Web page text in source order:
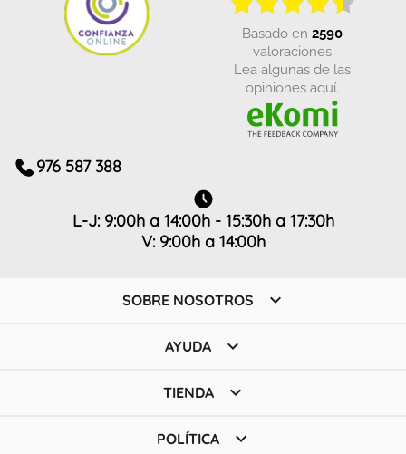
basado en 2590
valoraciones
Lea algunas de las
opiniones aquí.
976 587 388
L-J: 9:00h a 14:00h - 15:30h a 17:30h
V: 9:00h a 14:00h
SOBRE NOSOTROS 
AYUDA 
TIENDA 
POLÍTICA 